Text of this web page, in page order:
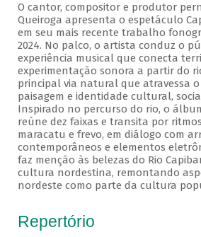
O cantor, compositor e produtor
Queiroga apresenta o espetáculo
em seu mais recente trabalho
2024. No palco, o artista conduz o
experiência musical que conecta
experimentação sonora a partir do
principal via natural que atravessa o
paisagem e identidade cultural,
Inspirado no percurso do rio, o
reúne dez faixas e transita por
maracatu e frevo, em diálogo com
contemporâneos e elementos
faz menção às belezas do Rio
cultura nordestina, remontando
nordeste como parte da cultura
Repertório